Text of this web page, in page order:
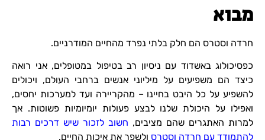
מבוא
חרדה וסטרס הם חלק בלתי נפרד מהחיים המודרניים.
כפסיכולוג באשדוד עם ניסיון רב בטיפול במטופלים, אני רואה
כיצד הם משפיעים על מיליוני אנשים ברחבי העולם, ויכולים
להשפיע על כל היבט בחיינו – מהקריירה ועד למערכות יחסים,
ואפילו על היכולת שלנו לבצע פעולות יומיומיות פשוטות. אך
למרות האתגרים שהם מציבים, חשוב לזכור שיש דרכים רבות
להתמודד עם חרדה וסטרס ולשפר את איכות החיים.